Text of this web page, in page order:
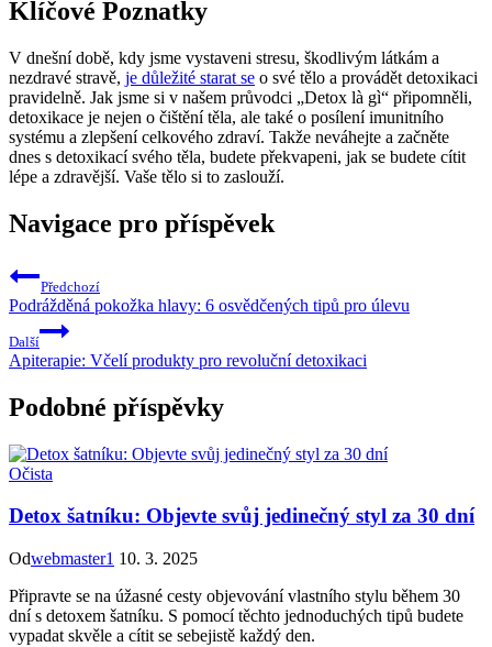
Klíčové Poznatky
V dnešní době, kdy jsme vystaveni stresu, škodlivým látkám a
nezdravé stravě, je důležité starat se o své tělo a provádět detoxikaci
pravidelně. Jak jsme si v našem průvodci „Detox là gì“ připomněli,
detoxikace je nejen o čištění těla, ale také o posílení imunitního
systému a zlepšení celkového zdraví. Takže neváhejte a začněte
dnes s detoxikací svého těla, budete překvapeni, jak se budete cítit
lépe a zdravější. Vaše tělo si to zaslouží.
Navigace pro příspěvek
Předchozí
Podrážděná pokožka hlavy: 6 osvědčených tipů pro úlevu
Další
Apiterapie: Včelí produkty pro revoluční detoxikaci
Podobné příspěvky
Očista
Detox šatníku: Objevte svůj jedinečný styl za 30 dní
Odwebmaster1 10. 3. 2025
Připravte se na úžasné cesty objevování vlastního stylu během 30
dní s detoxem šatníku. S pomocí těchto jednoduchých tipů budete
vypadat skvěle a cítit se sebejistě každý den.